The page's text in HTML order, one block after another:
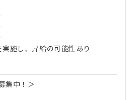
施し、昇給の可能性あり
集中！＞